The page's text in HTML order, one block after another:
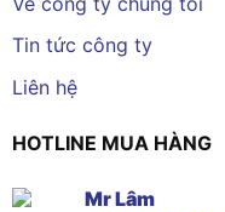
Tin tức công ty
Liên hệ
HOTLINE MUA HÀNG
Mr Lâm